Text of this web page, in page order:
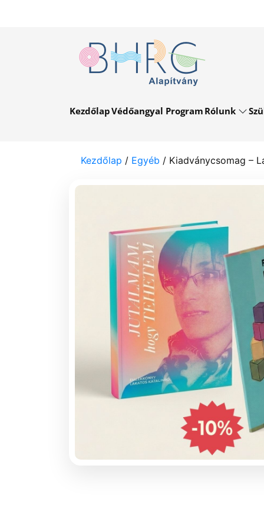
KezdőlapVédőangyal Program Rólunk
Kezdőlap / Egyéb / Kiadványcsomag –